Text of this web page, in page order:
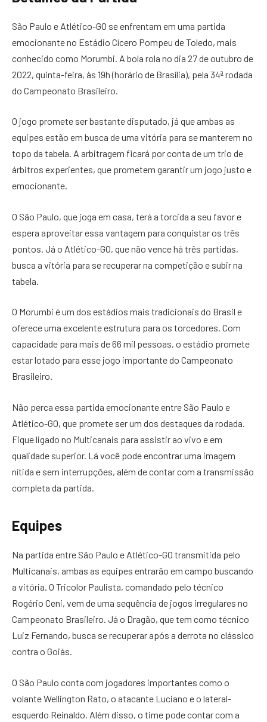
São Paulo e Atlético-GO se enfrentam em uma partida
emocionante no Estádio Cícero Pompeu de Toledo, mais
conhecido como Morumbi. A bola rola no dia 27 de outubro de
2022, quinta-feira, às 19h (horário de Brasília), pela 34ª rodada
do Campeonato Brasileiro.
O jogo promete ser bastante disputado, já que ambas as
equipes estão em busca de uma vitória para se manterem no
topo da tabela. A arbitragem ficará por conta de um trio de
árbitros experientes, que prometem garantir um jogo justo e
emocionante.
O São Paulo, que joga em casa, terá a torcida a seu favor e
espera aproveitar essa vantagem para conquistar os três
pontos. Já o Atlético-GO, que não vence há três partidas,
busca a vitória para se recuperar na competição e subir na
tabela.
O Morumbi é um dos estádios mais tradicionais do Brasil e
oferece uma excelente estrutura para os torcedores. Com
capacidade para mais de 66 mil pessoas, o estádio promete
estar lotado para esse jogo importante do Campeonato
Brasileiro.
Não perca essa partida emocionante entre São Paulo e
Atlético-GO, que promete ser um dos destaques da rodada.
Fique ligado no Multicanais para assistir ao vivo e em
qualidade superior. Lá você pode encontrar uma imagem
nítida e sem interrupções, além de contar com a transmissão
completa da partida.
Equipes
Na partida entre São Paulo e Atlético-GO transmitida pelo
Multicanais, ambas as equipes entrarão em campo buscando
a vitória. O Tricolor Paulista, comandado pelo técnico
Rogério Ceni, vem de uma sequência de jogos irregulares no
Campeonato Brasileiro. Já o Dragão, que tem como técnico
Luiz Fernando, busca se recuperar após a derrota no clássico
contra o Goiás.
O São Paulo conta com jogadores importantes como o
volante Wellington Rato, o atacante Luciano e o lateral-
esquerdo Reinaldo. Além disso, o time pode contar com a